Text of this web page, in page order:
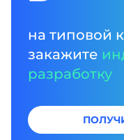
на типовой
закажите
разработку